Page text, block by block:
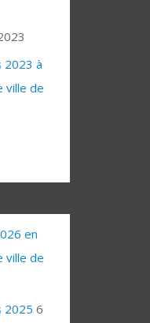
2023 à
ville de
en
ville de
2025 6